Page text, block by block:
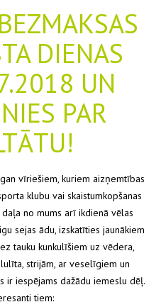
DIENAS
UN
PAR
vīriešiem, kuriem aizņemtības
klubu vai skaistumkopšanas
no mums arī ikdienā vēlas
sejas ādu, izskatīties jaunākiem
tauku kunkulīšiem uz vēdera,
strijām, ar veselīgiem un
ir iespējams dažādu iemeslu dēļ.
tiem: